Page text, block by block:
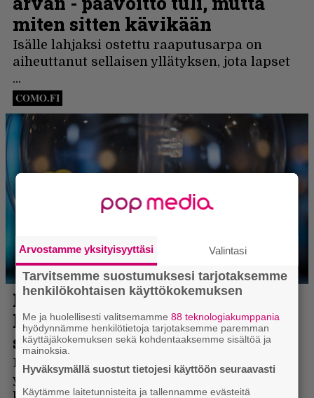
Arvostamme yksityisyyttäsi Valintasi
Tarvitsemme suostumuksesi tarjotaksemme
henkilökohtaisen käyttökokemuksen
Me ja huolellisesti valitsemamme88 teknologiakumppania
hyödynnämme henkilötietoja tarjotaksemme paremman
käyttäjäkokemuksen sekä kohdentaaksemme sisältöä ja
mainoksia.
Hyväksymällä suostut tietojesi käyttöön seuraavasti
Käytämme laitetunnisteita ja tallennamme evästeitä